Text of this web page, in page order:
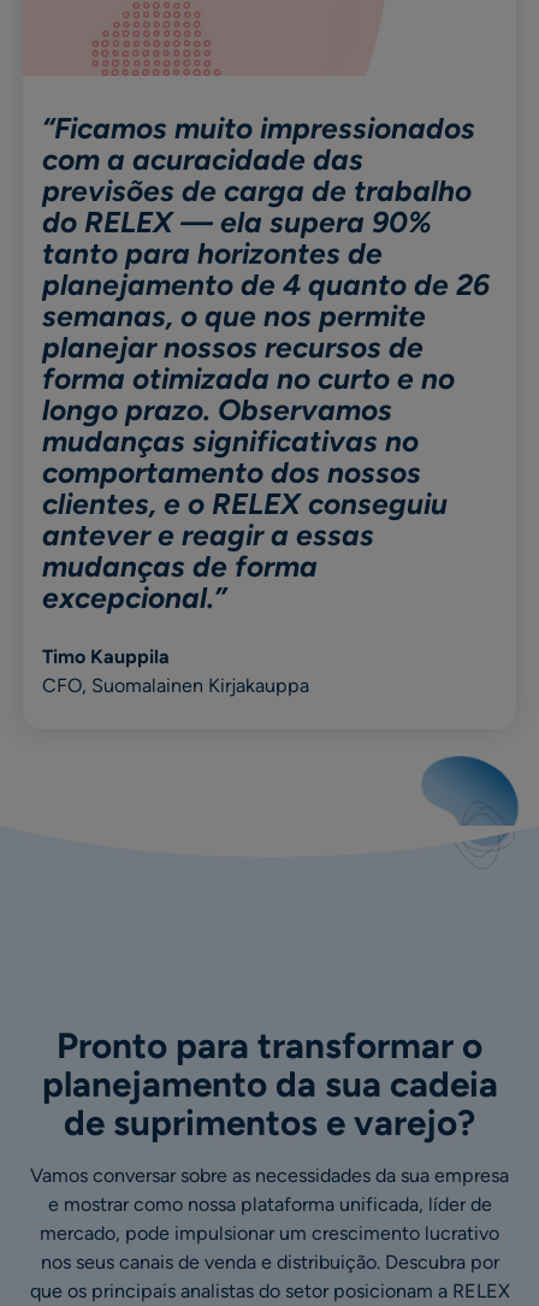
“Ficamos muito impressionados
com a acuracidade das
previsões de carga de trabalho
do RELEX — ela supera 90%
tanto para horizontes de
planejamento de 4 quanto de 26
semanas, o que nos permite
planejar nossos recursos de
forma otimizada no curto e no
longo prazo. Observamos
mudanças significativas no
comportamento dos nossos
clientes, e o RELEX conseguiu
antever e reagir a essas
mudanças de forma
excepcional.”
Timo Kauppila
CFO, Suomalainen Kirjakauppa
Pronto para transformar o
planejamento da sua cadeia
de suprimentos e varejo?
Vamos conversar sobre as necessidades da sua empresa
e mostrar como nossa plataforma unificada, líder de
mercado, pode impulsionar um crescimento lucrativo
nos seus canais de venda e distribuição. Descubra por
que os principais analistas do setor posicionam a RELEX